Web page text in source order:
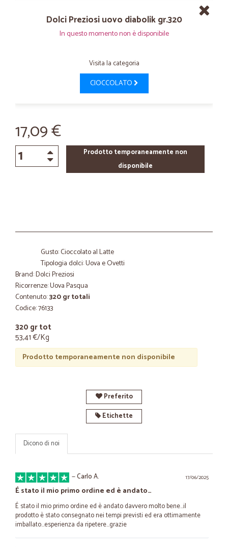
Dolci Preziosi uovo diabolik gr.320
In questo momento non è disponibile
Visita la categoria
CIOCCOLATO
17,09 €
Prodotto temporaneamente non
disponibile
Gusto: Cioccolato al Latte
Tipologia dolci: Uova e Ovetti
Brand: Dolci Preziosi
Ricorrenze: Uova Pasqua
Contenuto:320 gr totali
Codice: 76133
320 gr tot
53,41 €/Kg
Prodotto temporaneamente non disponibile
Preferito
Etichette
Dicono di noi
17/06/2025
—Carlo A.
É stato il mio primo ordine ed è andato…
É stato il mio primo ordine ed è andato davvero molto bene...il
prodotto è stato consegnato nei tempi previsti ed era ottimamente
imballato...esperienza da ripetere...grazie